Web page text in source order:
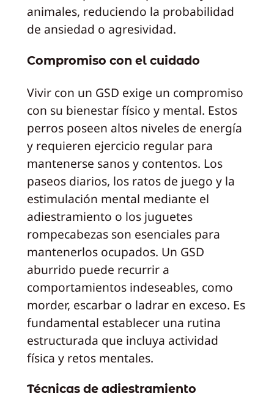
animales, reduciendo la probabilidad
de ansiedad o agresividad.
Compromiso con el cuidado
Vivir con un GSD exige un compromiso
con su bienestar físico y mental. Estos
perros poseen altos niveles de energía
y requieren ejercicio regular para
mantenerse sanos y contentos. Los
paseos diarios, los ratos de juego y la
estimulación mental mediante el
adiestramiento o los juguetes
rompecabezas son esenciales para
mantenerlos ocupados. Un GSD
aburrido puede recurrir a
comportamientos indeseables, como
morder, escarbar o ladrar en exceso. Es
fundamental establecer una rutina
estructurada que incluya actividad
física y retos mentales.
Técnicas de adiestramiento